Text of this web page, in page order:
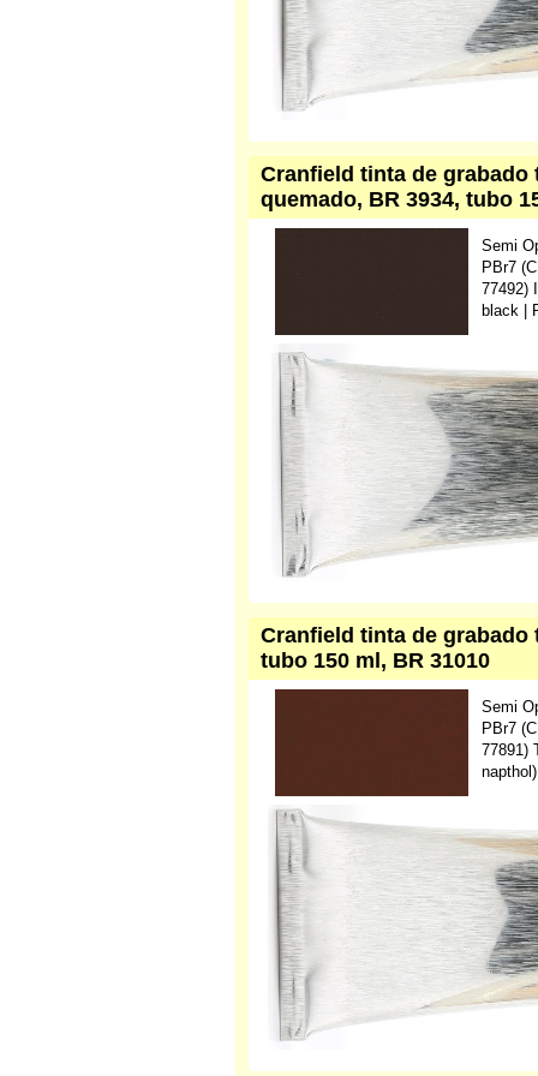
Cranfield tinta de grabado
quemado, BR 3934, tubo
Semi
PBr7
77492)
black |
Cranfield tinta de grabado
tubo 150 ml, BR 31010
Semi
PBr7
77891)
napthol)